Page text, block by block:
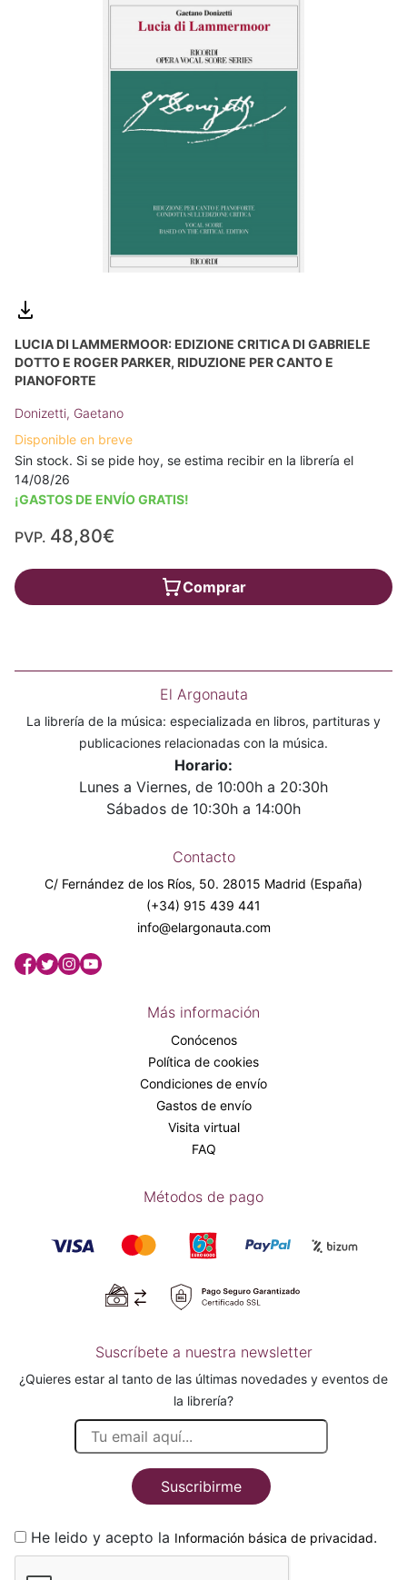
LUCIA DI LAMMERMOOR: EDIZIONE CRITICA DI GABRIELE
DOTTO E ROGER PARKER, RIDUZIONE PER CANTO E
PIANOFORTE
Donizetti, Gaetano
Disponible en breve
Sin stock. Si se pide hoy, se estima recibir en la librería el
14/08/26
¡GASTOS DE ENVÍO GRATIS!
PVP. 48,80€
Comprar
El Argonauta
La librería de la música: especializada en libros, partituras y
publicaciones relacionadas con la música.
Horario:
Lunes a Viernes, de 10:00h a 20:30h
Sábados de 10:30h a 14:00h
Contacto
C/ Fernández de los Ríos, 50. 28015 Madrid (España)
(+34) 915 439 441
info@elargonauta.com
Más información
Conócenos
Política de cookies
Condiciones de envío
Gastos de envío
Visita virtual
FAQ
Métodos de pago
Suscríbete a nuestra newsletter
¿Quieres estar al tanto de las últimas novedades y eventos de
la librería?
Suscribirme
He leido y acepto la Información básica de privacidad.